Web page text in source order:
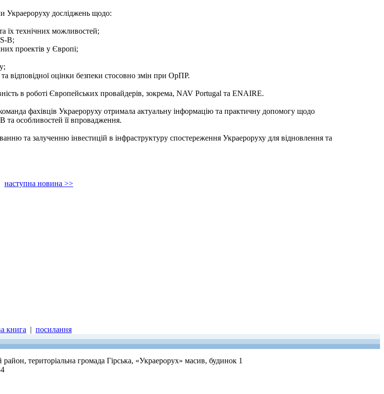
Украероруху досліджень щодо:
їх технічних можливостей;
B;
проектів у Європі;
відповідної оцінки безпеки стосовно змін при ОрПР.
в роботі Європейських провайдерів, зокрема, NAV Portugal та ENAIRE.
фахівців Украероруху отримала актуальну інформацію та практичну допомогу щодо
та особливостей її впровадження.
та залученню інвестицій в інфраструктуру спостереження Украероруху для відновлення та
наступна новина >>
книга | посилання
територіальна громада Гірська, «Украерорух» масив, будинок 1